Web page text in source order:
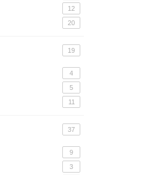
12
20
19
4
5
11
37
9
3